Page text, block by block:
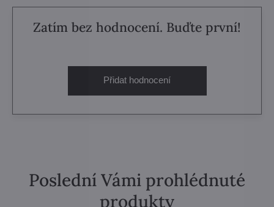
Zatím bez hodnocení. Buďte první!
Přidat hodnocení
Poslední Vámi prohlédnuté
produkty